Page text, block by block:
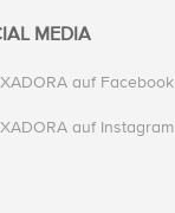
MEDIA
XADORA auf Facebook
XADORA auf Instagram